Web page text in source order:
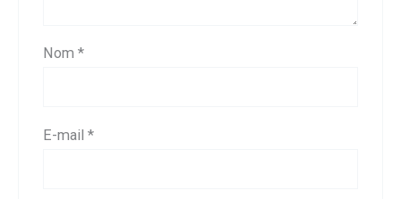
Nom*
E-mail*